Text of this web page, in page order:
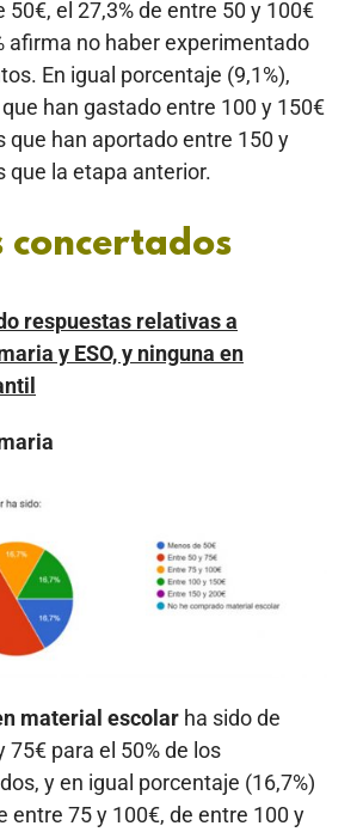
50€, el 27,3% de entre 50 y 100€
afirma no haber experimentado
En igual porcentaje (9,1%),
han gastado entre 100 y 150€
que han aportado entre 150 y
que la etapa anterior.
concertados
respuestas relativas a
y ESO, y ninguna en
material escolar ha sido de
75€ para el 50% de los
y en igual porcentaje (16,7%)
entre 75 y 100€, de entre 100 y